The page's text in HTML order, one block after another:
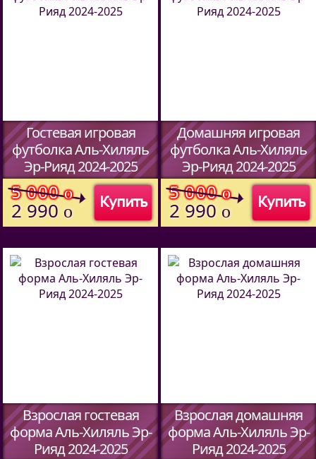
Гостевая игровая
футболка Аль-Хиляль
Эр-Рияд 2024-2025
(Код:5913709
Купить
5 000o
2 990 o
Домашняя игровая
футболка Аль-Хиляль
Эр-Рияд 2024-2025
(Код:5913709
Купить
5 000o
2 990 o
Взрослая гостевая
форма Аль-Хиляль Эр-
Рияд 2024-2025
Взрослая домашняя
форма Аль-Хиляль Эр-
Рияд 2024-2025